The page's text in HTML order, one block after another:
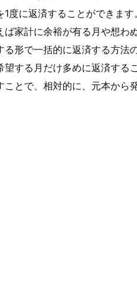
度に返済することができま
ば家計に余裕が有る月や想わ
る形で一括的に返済する方法
望する月だけ多めに返済する
ことで、相対的に、元本から